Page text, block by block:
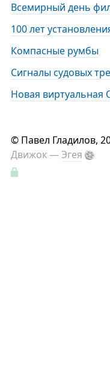
Всемирный день
100 лет
Компасные румбы
Сигналы судовых
Новая виртуальная
© Павел Гладилов,
Движок —Эгея